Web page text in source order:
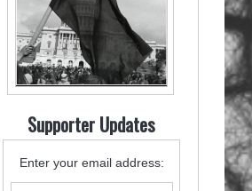
Supporter Updates
Enter your email address: